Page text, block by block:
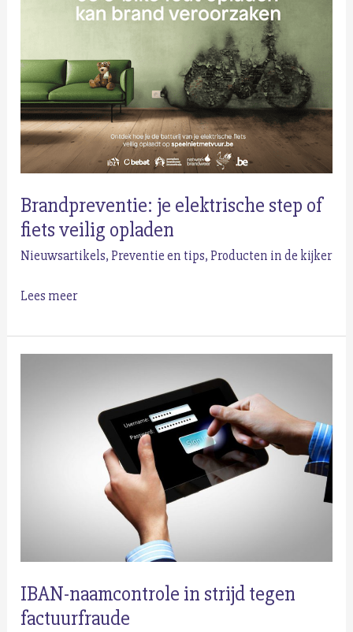
te
maken
Brandpreventie: je elektrische step of
fiets veilig opladen
Nieuwsartikels, Preventie en tips, Producten in de kijker
Brandpreventie:
elektrische
step
Lees meer
IBAN-naamcontrole in strijd tegen
factuurfraude